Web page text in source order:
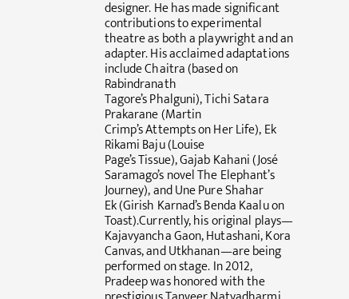
designer. He has made significant
contributions to experimental
theatre as both a playwright and an
adapter. His acclaimed adaptations
include Chaitra (based on
Rabindranath
Tagore’s Phalguni), Tichi Satara
Prakarane (Martin
Crimp’s Attempts on Her Life), Ek
Rikami Baju (Louise
Page’s Tissue), Gajab Kahani (José
Saramago’s novel The Elephant’s
Journey), and Une Pure Shahar
Ek (Girish Karnad’s Benda Kaalu on
Toast).Currently, his original plays—
Kajavyancha Gaon, Hutashani, Kora
Canvas, and Utkhanan—are being
performed on stage. In 2012,
Pradeep was honored with the